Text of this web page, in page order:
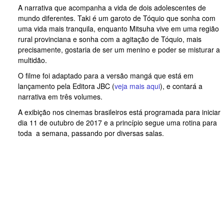
A narrativa que acompanha a vida de dois adolescentes de
mundo diferentes. Taki é um garoto de Tóquio que sonha com
uma vida mais tranquila, enquanto Mitsuha vive em uma região
rural provinciana e sonha com a agitação de Tóquio, mais
precisamente, gostaria de ser um menino e poder se misturar a
multidão.
O filme foi adaptado para a versão mangá que está em
lançamento pela Editora JBC (veja mais aqui), e contará a
narrativa em três volumes.
A exibição nos cinemas brasileiros está programada para iniciar
dia 11 de outubro de 2017 e a princípio segue uma rotina para
toda a semana, passando por diversas salas.